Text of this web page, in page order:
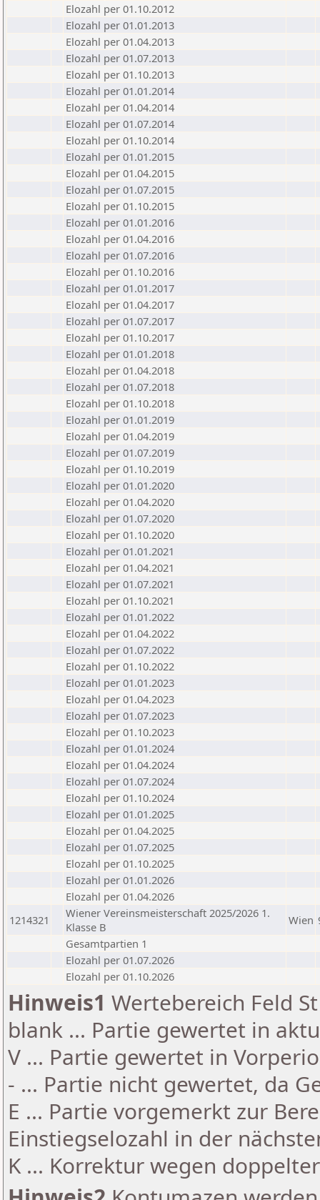
Elozahl per 01.10.2012
Elozahl per 01.01.2013
Elozahl per 01.04.2013
Elozahl per 01.07.2013
Elozahl per 01.10.2013
Elozahl per 01.01.2014
Elozahl per 01.04.2014
Elozahl per 01.07.2014
Elozahl per 01.10.2014
Elozahl per 01.01.2015
Elozahl per 01.04.2015
Elozahl per 01.07.2015
Elozahl per 01.10.2015
Elozahl per 01.01.2016
Elozahl per 01.04.2016
Elozahl per 01.07.2016
Elozahl per 01.10.2016
Elozahl per 01.01.2017
Elozahl per 01.04.2017
Elozahl per 01.07.2017
Elozahl per 01.10.2017
Elozahl per 01.01.2018
Elozahl per 01.04.2018
Elozahl per 01.07.2018
Elozahl per 01.10.2018
Elozahl per 01.01.2019
Elozahl per 01.04.2019
Elozahl per 01.07.2019
Elozahl per 01.10.2019
Elozahl per 01.01.2020
Elozahl per 01.04.2020
Elozahl per 01.07.2020
Elozahl per 01.10.2020
Elozahl per 01.01.2021
Elozahl per 01.04.2021
Elozahl per 01.07.2021
Elozahl per 01.10.2021
Elozahl per 01.01.2022
Elozahl per 01.04.2022
Elozahl per 01.07.2022
Elozahl per 01.10.2022
Elozahl per 01.01.2023
Elozahl per 01.04.2023
Elozahl per 01.07.2023
Elozahl per 01.10.2023
Elozahl per 01.01.2024
Elozahl per 01.04.2024
Elozahl per 01.07.2024
Elozahl per 01.10.2024
Elozahl per 01.01.2025
Elozahl per 01.04.2025
Elozahl per 01.07.2025
Elozahl per 01.10.2025
Elozahl per 01.01.2026
Elozahl per 01.04.2026
1214321
Wiener Vereinsmeisterschaft 2025/2026 1.
Klasse B
Wien
Gesamtpartien 1
Elozahl per 01.07.2026
Elozahl per 01.10.2026
Hinweis1 Wertebereich Feld
blank ... Partie gewertet in
V ... Partie gewertet in
- ... Partie nicht gewertet, da
E ... Partie vorgemerkt zur
Einstiegselozahl in der
K ... Korrektur wegen